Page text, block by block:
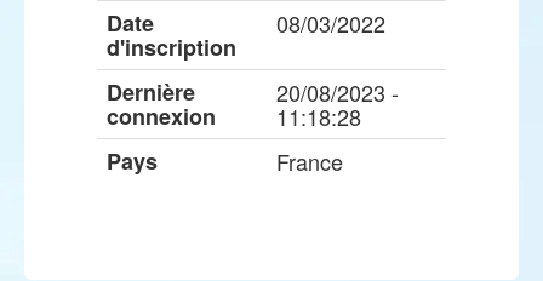
Date
d'inscription
08/03/2022
Dernière
connexion
20/08/2023 -
11:18:28
Pays
France